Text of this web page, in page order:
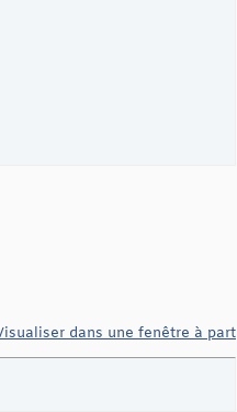
dans une fenêtre à part